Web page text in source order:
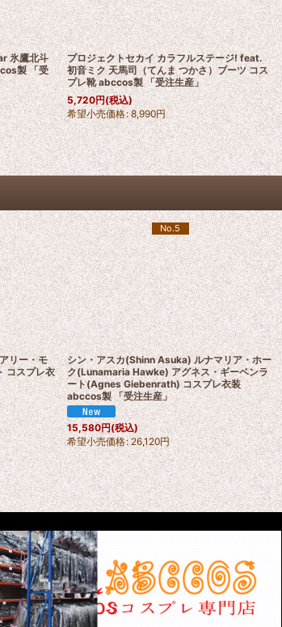
氷鷹北斗
製 「受
プロジェクトセカイ カラフルステージ! feat.
初音ミク 天馬司（てんま つかさ）ブーツ コス
プレ靴 abccos製 「受注生産」
5,720円(税込)
希望小売価格: 8,990円
リー・モ
コスプレ衣
No.5
シン・アスカ(Shinn Asuka) ルナマリア・ホー
ク(Lunamaria Hawke) アグネス・ギーベンラ
ート(Agnes Giebenrath) コスプレ衣装
abccos製 「受注生産」
15,580円(税込)
希望小売価格: 26,120円